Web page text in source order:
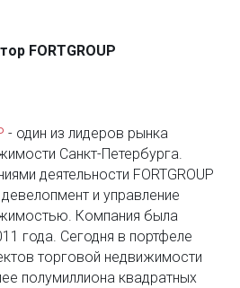
FORTGROUP
- один из лидеров рынка
Санкт-Петербурга.
деятельности FORTGROUP
и управление
Компания была
года. Сегодня в портфеле
торговой недвижимости
полумиллиона квадратных